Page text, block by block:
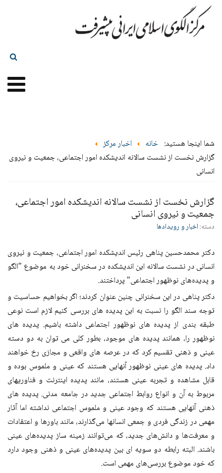
شما اینجا هستید: خانه
اخبار مرکز
گزارش نخست از نشست سالانه اندیشکده امور اجتماعی، جمعیت و نیروی
انسانی
گزارش نخست از نشست سالانه اندیشکده امور اجتماعی،
جمعیت و نیروی انسانی
دسته:اخبار و رویدادها
دکتر محمدحسین پناهی رئیس اندیشکده امور اجتماعی، جمعیت و نیروی
انسانی در نشست سالانه این اندیشکده در سخنرانی خود به موضوع "الگو
و پدیده‌های نوظهور اجتماعی" پرداختند.
دکتر پناهی در این سخنرانی چنین عنوان کردند؛ اگر بخواهیم حساسیت و
توجه سند الگو را نسبت به این پدیده های بررسی کنیم لازم است نوعی
طبقه بندی از پدیده های نوظهور اجتماعی داشته باشیم. پدیده های
نوظهور را، همانند پدیده های موجود، بطور کلی می توان به دو دسته
عینی و ذهنی تقسیم کرد که در عرصه های واقعی و مجازی رخ خواهند
داد. پدیده های عینی نوظهور آنهایی هستند که عینی و ملموس بوده و
قابل مشاهده و تجربه عینی هستند، مانند پدیده اینترنت و فناوریهای
مربوط به آن و انواع روابط اجتماعی جدید در جامعه مدنی. پدیده های
ذهنی آنهایی هستند که وجود عینی و ملموس اجتماعی نداشته اما آثار
مهمی در زندگی فردی و جمعی انسانها می‌گذارند، مانند باورها و اعتقادات
و معرفت‌ها و دانش‌های جدید، که می‌توانند زمینه ساز پدیده‌های عینی
باشند. البته رابطه دو سویه ای بین پدیده‌های عینی و ذهنی وجود دارد
که خود موضوع بررسی‌های مهمی است.